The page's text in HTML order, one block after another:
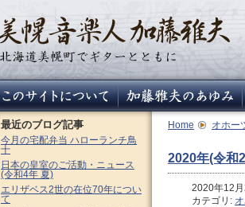
Home オホー
2020年(令和
2020年12
カテゴリ:
最近のブログ記事
今月の宅配弁当 ハローランチ鳥
十
日本の皇室のご活動・ニュース
(令和4年 夏)
エリザベス2世の在位70年につい
て